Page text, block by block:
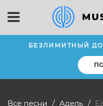
БЕЗЛИМИТНЫЙ
Все песни Адель